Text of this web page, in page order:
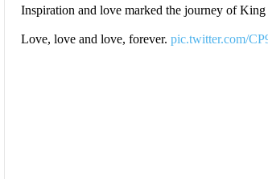
Inspiration and love marked the journey of
Love, love and love, forever. pic.twitter.com/